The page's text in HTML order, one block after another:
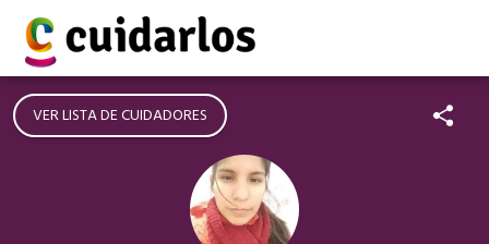
VER LISTA DE CUIDADORES